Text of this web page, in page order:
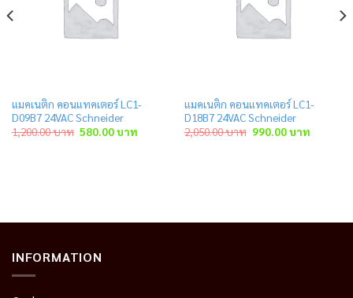
แมคเนติก คอนแทคเตอร์ LC1-
D09B7 24VAC Schneider
1,200.00บาท Original
price
580.00บาทCurrent
price
แมคเนติก คอนแทคเตอร์ LC1-
D18B7 24VAC Schneider
2,050.00บาท Original
price
990.00บาทCurrent
price
INFORMATION